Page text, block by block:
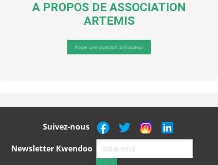
A PROPOS DE ASSOCIATION
ARTEMIS
Poser une question à l'initiateur
Suivez-nous
Newsletter Kwendoo